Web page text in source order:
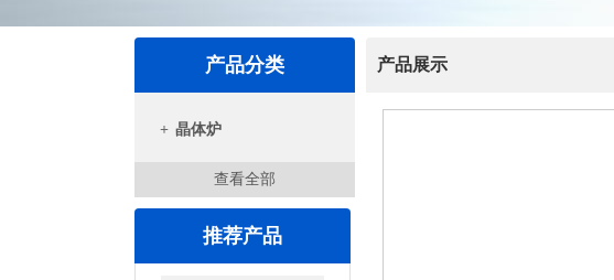
产品分类
+ 晶体炉
查看全部
推荐产品
产品展示